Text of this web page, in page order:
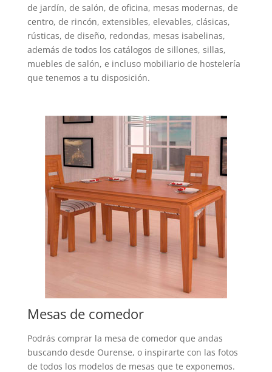
de jardín, de salón, de oficina, mesas modernas, de
centro, de rincón, extensibles, elevables, clásicas,
rústicas, de diseño, redondas, mesas isabelinas,
además de todos los catálogos de sillones, sillas,
muebles de salón, e incluso mobiliario de hostelería
que tenemos a tu disposición.
Mesas de comedor
Podrás comprar la mesa de comedor que andas
buscando desde Ourense, o inspirarte con las fotos
de todos los modelos de mesas que te exponemos.